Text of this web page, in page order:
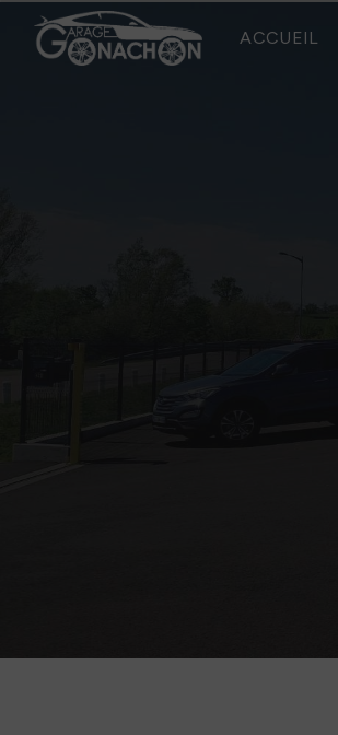
ACCUEIL
Panneau de gestion des cookies